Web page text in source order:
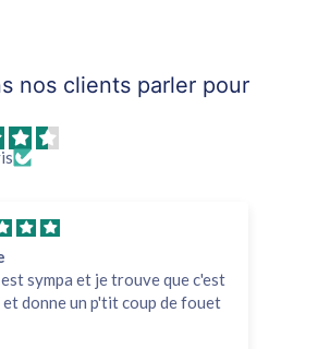
nos clients parler pour
sympa et je trouve que c'est
donne un p'tit coup de fouet